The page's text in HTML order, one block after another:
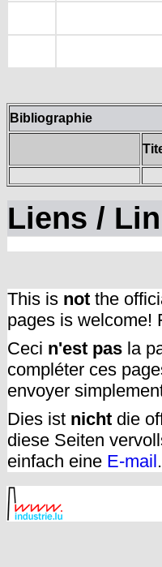
Bibliographie
Liens /
This is not the
pages is welcome!
Ceci n'est pas la
compléter ces
envoyer
Dies ist nicht die
diese Seiten
einfach eine E-mail.